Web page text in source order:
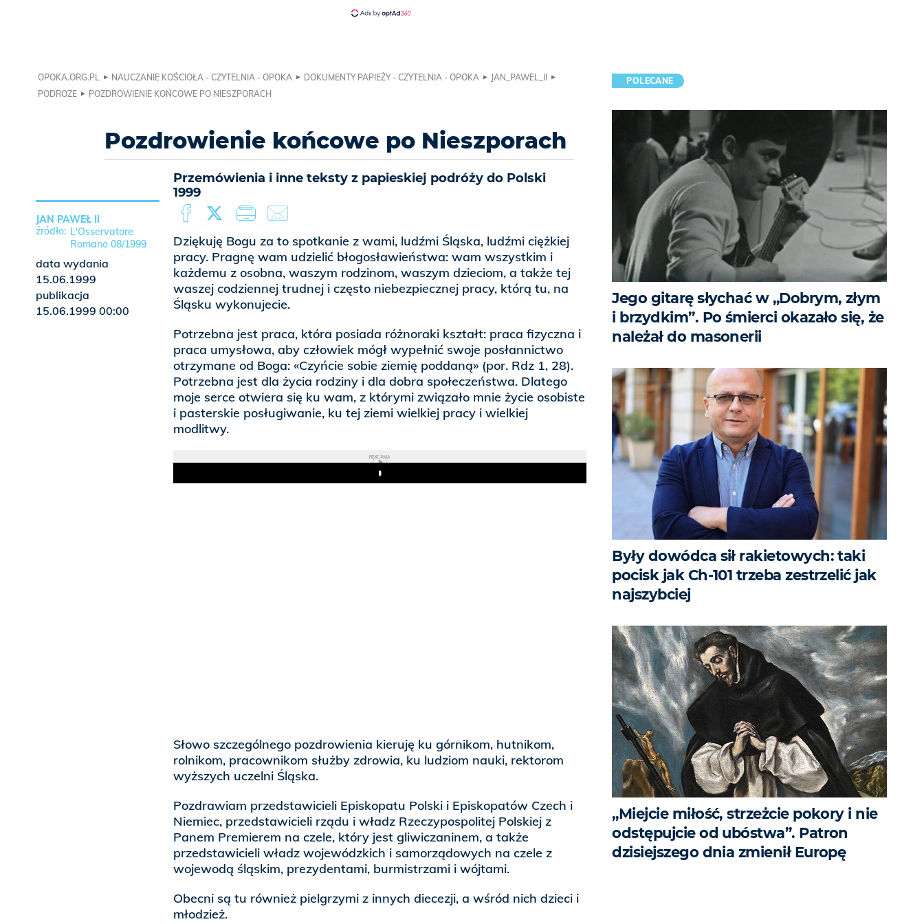
OPOKA.ORG.PL NAUCZANIE KOŚCIOŁA - CZYTELNIA - OPOKA DOKUMENTY PAPIEŻY - CZYTELNIA - OPOKA
JAN_PAWEL_II
PODROZE
POZDROWIENIE KOŃCOWE PO NIESZPORACH
Pozdrowienie końcowe po Nieszporach
Przemówienia i inne teksty z papieskiej podróży do Polski
1999
Dziękuję Bogu za to spotkanie z wami, ludźmi Śląska, ludźmi ciężkiej
pracy. Pragnę wam udzielić błogosławieństwa: wam wszystkim i
każdemu z osobna, waszym rodzinom, waszym dzieciom, a także tej
waszej codziennej trudnej i często niebezpiecznej pracy, którą tu, na
Śląsku wykonujecie.
Potrzebna jest praca, która posiada różnoraki kształt: praca fizyczna i
praca umysłowa, aby człowiek mógł wypełnić swoje posłannictwo
otrzymane od Boga: «Czyńcie sobie ziemię poddaną» (por. Rdz 1, 28).
Potrzebna jest dla życia rodziny i dla dobra społeczeństwa. Dlatego
moje serce otwiera się ku wam, z którymi związało mnie życie osobiste
i pasterskie posługiwanie, ku tej ziemi wielkiej pracy i wielkiej
modlitwy.
REKLAMA
Play
Słowo szczególnego pozdrowienia kieruję ku górnikom, hutnikom,
rolnikom, pracownikom służby zdrowia, ku ludziom nauki, rektorom
wyższych uczelni Śląska.
Pozdrawiam przedstawicieli Episkopatu Polski i Episkopatów Czech i
Niemiec, przedstawicieli rządu i władz Rzeczypospolitej Polskiej z
Panem Premierem na czele, który jest gliwiczaninem, a także
przedstawicieli władz wojewódzkich i samorządowych na czele z
wojewodą śląskim, prezydentami, burmistrzami i wójtami.
Obecni są tu również pielgrzymi z innych diecezji, a wśród nich dzieci i
młodzież.
JAN PAWEŁ II
L'Osservatore
Romano 08/1999
data wydania
15.06.1999
publikacja
15.06.1999 00:00
POLECANE
Jego gitarę słychać w „Dobrym, złym
i brzydkim”. Po śmierci okazało się, że
należał do masonerii
Były dowódca sił rakietowych: taki
pocisk jak Ch-101 trzeba zestrzelić jak
najszybciej
„Miejcie miłość, strzeżcie pokory i nie
odstępujcie od ubóstwa”. Patron
dzisiejszego dnia zmienił Europę